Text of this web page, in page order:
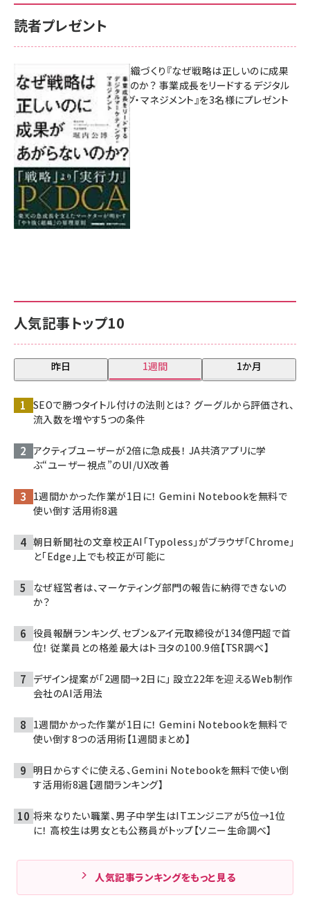
人気記事トップ10
昨日 1週間 1か月
SEOで勝つタイトル付けの法則とは？ グーグルから評価され、
流入数を増やす5つの条件
アクティブユーザーが2倍に急成長！ JA共済アプリに学
ぶ“ユーザー視点”のUI/UX改善
1週間かかった作業が1日に！ Gemini Notebookを無料で
使い倒す活用術8選
朝日新聞社の文章校正AI「Typoless」がブラウザ「Chrome」
と「Edge」上でも校正が可能に
なぜ経営者は、マーケティング部門の報告に納得できないの
か？
役員報酬ランキング、セブン＆アイ元取締役が134億円超で首
位！ 従業員との格差最大はトヨタの100.9倍【TSR調べ】
デザイン提案が「2週間→2日に」 設立22年を迎えるWeb制作
会社のAI活用法
1週間かかった作業が1日に！ Gemini Notebookを無料で
使い倒す8つの活用術【1週間まとめ】
明日からすぐに使える、Gemini Notebookを無料で使い倒
す活用術8選【週間ランキング】
将来なりたい職業、男子中学生はITエンジニアが5位→1位
に！ 高校生は男女とも公務員がトップ【ソニー生命調べ】
人気記事ランキングをもっと見る
読者プレゼント
成果を生む組織づくり『なぜ戦略は正しいのに成果
があがらないのか？ 事業成長をリードするデジタル
マーケティング・マネジメント』を3名様にプレゼント
8月7日 10:00